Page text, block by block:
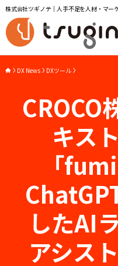
株式会社ツギノテ｜人手不足を人材・マー
DX News DXツール
CROCO
キス
「
したAI
アシス